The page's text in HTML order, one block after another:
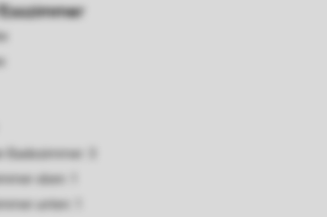
Badezimmer: 3
oben: 1
unten: 1